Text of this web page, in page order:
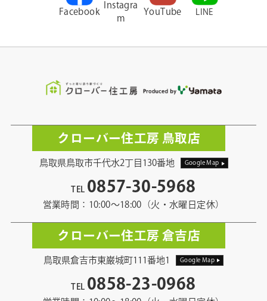
Facebook
Instagra
m
YouTube LINE
クローバー住工房 鳥取店
鳥取県鳥取市千代水2丁目130番地 Google Map
TEL 0857-30-5968
営業時間：10:00〜18:00（火・水曜日定休）
クローバー住工房 倉吉店
鳥取県倉吉市東巌城町111番地1 Google Map
TEL 0858-23-0968